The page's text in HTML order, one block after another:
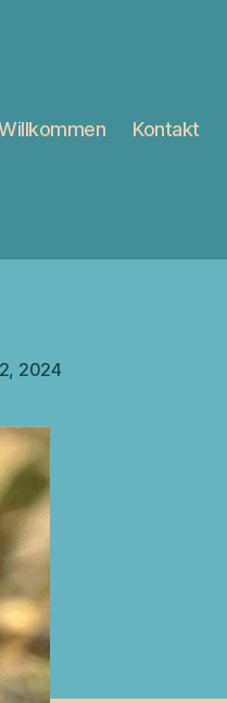
Kontakt
2024